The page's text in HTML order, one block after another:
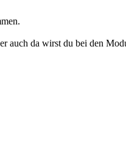
auch da wirst du bei den